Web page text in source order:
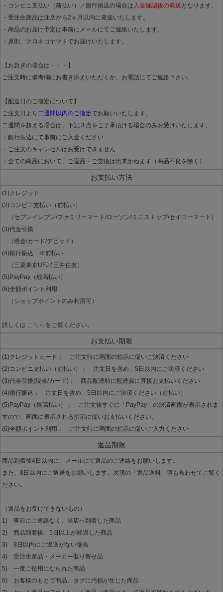
・コンビニ支払い（前払い）／銀行振込の場合は 入金確認後の発送 となります。
・受注生産品は注文から2ヶ月以内に発送いたします。
・商品のお届け予定は事前にメールにてご連絡いたします。
・原則、クロネコヤマトでお届けいたします。
【お急ぎの場合は・・・】
ご注文時に備考欄にお書き添えいただくか、お電話にてご連絡下さい。
【配送日のご指定について】
ご注文日より 二週間以内のご指定でお願いいたします。
二週間を超える場合は、下記３点をご了承頂ける場合のみお受けいたします。
・銀行振込にて事前にご入金ください
・ご注文のキャンセルはお受けできません
・全ての商品において、ご返品・ご交換は出来かねます（商品不良を除く）
お支払い方法
(1)クレジット
(2)コンビニ支払い（前払い）
（セブンイレブン/ファミリーマート/ローソン/ミニストップ/セイコーマート）
(3)代金引換
（現金/カード/デビッド）
(4)銀行振込 ※前払い
（三菱東京UFJ / 三井住友）
(5)PayPay（残高払い）
(6)全額ポイント利用
（ショップポイントのみ利用可）
詳しくは こちら をご覧ください。
お支払い期限
(1)クレジットカード： ご注文時に画面の指示に従いご決済ください
(2)コンビニ支払い（前払い）： 注文日を含め、5日以内にご決済ください
(3)代金引換(現金/カード)： 商品配達時に配達員に直接お支払いください
(4)銀行振込： 注文日を含め、5日以内にご決済ください（前払い）
(5)PayPay（残高払い）： ご注文後すぐに「PayPay」の決済画面が表示されま
すので、画面に表示される指示に従いお支払いください。
(6)全額ポイント利用： ご注文時に画面の指示に従いご入力ください
返品期限
商品到着後4日以内に、メールにて返品のご連絡をお願いします。
また、8日以内にご返送をお願いします。次項の「返品送料」項も合わせてご覧く
ださい。
（返品をお受けできないもの）
1) 事前にご連絡なく、当店へ到着した商品
2) 商品到着後、5日以上が経過した商品
3) 8日以内にご返送がない場合
4) 受注生産品・メーカー取り寄せ品
5) 一度ご使用になられた商品
6) お客様のもとで商品、タグに汚損が生じた商品